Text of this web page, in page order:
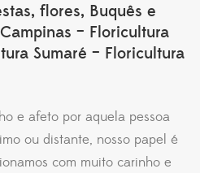
flores, Buquês e
– Floricultura
Sumaré – Floricultura
e afeto por aquela pessoa
ou distante, nosso papel é
com muito carinho e